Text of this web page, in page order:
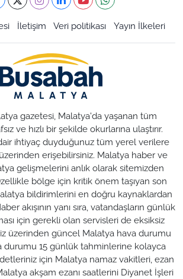
İletişim Veri politikası Yayın İlkeleri
gazetesi, Malatya'da yaşanan tüm
ve hızlı bir şekilde okurlarına ulaştırır.
ihtiyaç duyduğunuz tüm yerel verilere
erişebilirsiniz. Malatya haber ve
gelişmelerini anlık olarak sitemizden
bölge için kritik önem taşıyan son
bildirimlerini en doğru kaynaklardan
akışının yanı sıra, vatandaşların günlük
için gerekli olan servisleri de eksiksiz
üzerinden güncel Malatya hava durumu
durumu 15 günlük tahminlerine kolayca
için Malatya namaz vakitleri, ezan
akşam ezanı saatlerini Diyanet İşleri